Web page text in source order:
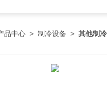
品中心 > 制冷设备 > 其他制